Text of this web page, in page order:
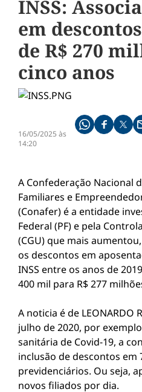
INSS:
em
de R$ 270
cinco anos
16/05/2025 às
14:20
Compartilhe
A Confederação Nacional
Familiares e
(Conafer) é a entidade
Federal (PF) e pela
(CGU) que mais
os descontos em
INSS entre os anos de
400 mil para R$ 277
A noticia é de LEONARDO
julho de 2020, por
sanitária de Covid-19, a
inclusão de descontos em
previdenciários. Ou seja,
novos filiados por dia.